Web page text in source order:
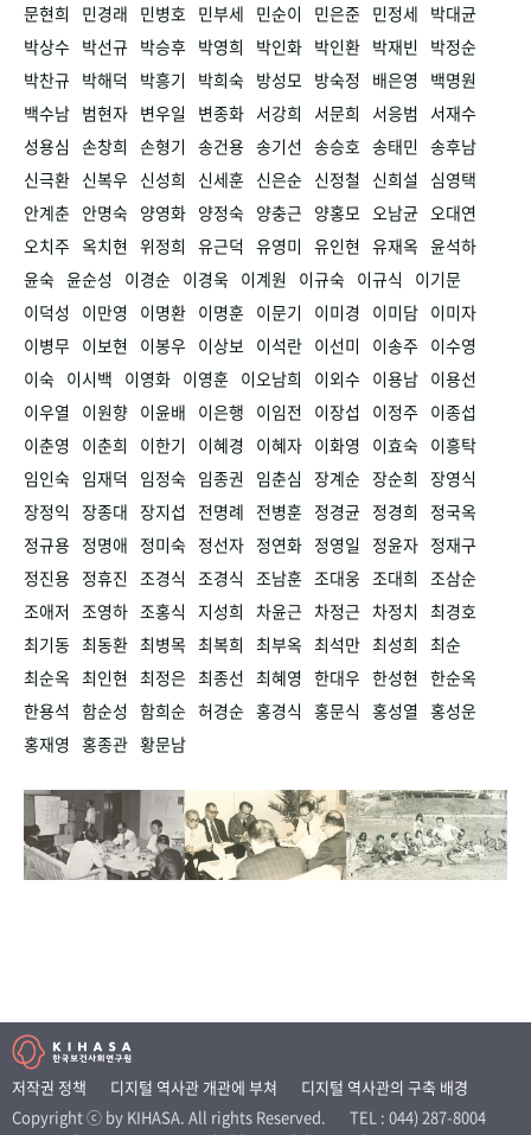
문현희
민경래 민병호 민부세 민순이 민은준 민정세 박대균
박상수 박선규 박승후 박영희 박인화 박인환 박재빈
박정순
박찬규 박해덕 박흥기 박희숙 방성모 방숙정 배은영
백명원
백수남 범현자 변우일 변종화 서강희 서문희 서응범
서재수
성용심 손창희 손형기 송건용 송기선 송승호 송태민 송후남
신극환 신복우 신성희 신세훈 신은순 신정철 신희설
심영택
안계춘 안명숙 양영화 양정숙 양충근 양홍모 오남균 오대연
오치주 옥치현 위정희 유근덕 유영미 유인현 유재옥 윤석하
윤숙 윤순성 이경순 이경욱 이계원 이규숙 이규식
이기문
이덕성
이만영 이명환 이명훈 이문기 이미경 이미담 이미자
이병무 이보현 이봉우 이상보 이석란 이선미 이송주 이수영
이숙 이시백 이영화 이영훈 이오남희 이외수 이용남 이용선
이우열
이원향 이윤배 이은행 이임전 이장섭 이정주 이종섭
이춘영
이춘희 이한기 이혜경 이혜자 이화영 이효숙 이흥탁
임인숙 임재덕 임정숙 임종권 임춘심 장계순 장순희 장영식
장정익 장종대 장지섭 전명례 전병훈 정경균 정경희
정국옥
정규용 정명애 정미숙 정선자 정연화 정영일 정윤자 정재구
정진용 정휴진 조경식 조경식 조남훈 조대웅 조대희 조삼순
조애저 조영하 조홍식 지성희 차윤근 차정근 차정치 최경호
최기동 최동환 최병목 최복희 최부옥 최석만 최성희 최순
최순옥 최인현 최정은 최종선 최혜영 한대우 한성현 한순옥
한용석 함순성 함희순 허경순 홍경식 홍문식 홍성열 홍성운
홍재영 홍종관 황문남
저작권 정책 디지털 역사관 개관에 부쳐
디지털 역사관의 구축 배경
Copyright ⓒ by KIHASA. All rights Reserved.
TEL : 044) 287-8004